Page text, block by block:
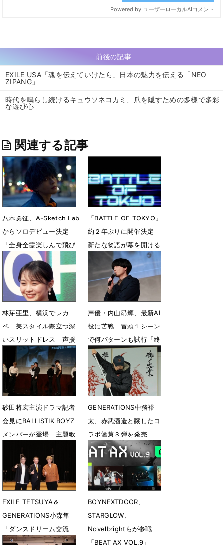
前後の記事
EXILE USA「魂を伝えていけたら」日本の魅力を伝える「NEO
ZIPANG」
時代を鳴らし続けるキュウソネコカミ、爪を隠すための多様で多彩
な遊び心
関連する記事
八木勇征、A-Sketch Lab
からソロデビュー決定
「全身全霊楽しんで飛び
込んでいきたい」
5月23日 19時16分
「BATTLE OF TOKYO」
約２年ぶりに開催決定
新たな物語が幕を開ける
5月14日 23時40分
林芽亜里、横浜でレカ
ペ 美スタイル際立つ深
いスリットドレス 声援
5月4日 17時07分
声優・内山昂輝、最新AI
役に苦戦 冒頭１シーン
で何パターンも試行「終
わらないと思った」
4月28日 22時35分
砂田将宏主演ドラマ記者
会見にBALLISTIK BOYZ
メンバーが登場 主題歌
4月28日 21時40分
GENERATIONS中務裕
太、赤武酒造と醸したコ
ラボ酒第３弾を発売
3月14日 20時14分
EXILE TETSUYA＆
GENERATIONS小森隼
「ダンスドリーム交流
会」松阪市で開催 中学
BOYNEXTDOOR、
STARGLOW、
Novelbrightらが参戦
「BEAT AX VOL.9」